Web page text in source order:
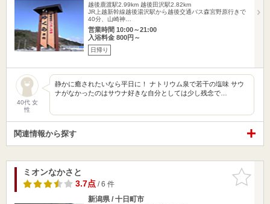
越後鹿渡駅2.99km 越後田沢駅2.82km
JR上越新幹線越後湯沢駅から越後交通バス森宮野原行きで
40分、山崎神…
営業時間 10:00～21:00
入浴料金 800円～
日帰り
40代 女
性
静かに癒されたいなら平日に！ ナトリウム泉で若干の塩味 サウ
ナがなかったのはサウナ好きな自分としては少し残念で…
関連情報から探す
お気に入
りに追加
ミオンなかさと
3.7点/ 6 件
新潟県 / 十日町市